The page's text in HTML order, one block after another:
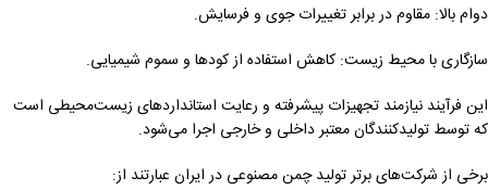
دوام بالا: مقاوم در برابر تغییرات جوی و فرسایش.
سازگاری با محیط زیست: کاهش استفاده از کودها و سموم شیمیایی.
این فرآیند نیازمند تجهیزات پیشرفته و رعایت استانداردهای زیست‌محیطی است
که توسط تولیدکنندگان معتبر داخلی و خارجی اجرا می‌شود.
برخی از شرکت‌های برتر تولید چمن مصنوعی در ایران عبارتند از: